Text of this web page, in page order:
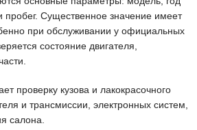
пробег. Существенное значение имеет
при обслуживании у официальных
состояние двигателя,
проверку кузова и лакокрасочного
и трансмиссии, электронных систем,
салона.